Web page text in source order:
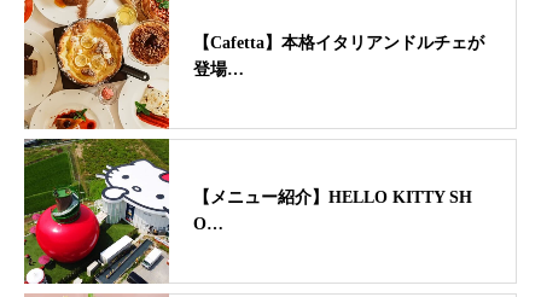
【Cafetta】本格イタリアンドルチェが
登場…
【メニュー紹介】HELLO KITTY SH
O…